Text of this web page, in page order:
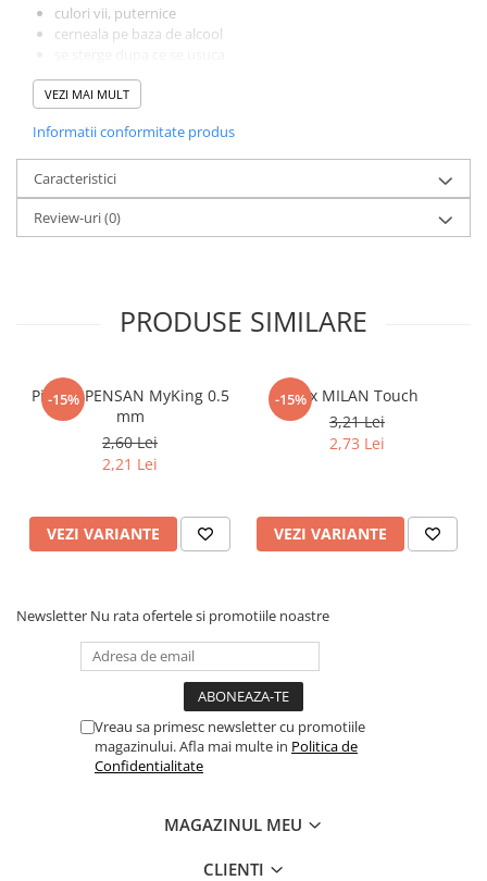
Senzatii/Dragoste
Senzatii/Suspans
Senzatii/Thriller
SF & Fantasy
Teatru
Teens Book Club
Adezivi si benzi adezive
Accesorii Arhivare
Calculator
Hartie si Accesorii
Seturi birotica
Caiete si Carnetele scolare
Coperti, Mape, Etichete
Ghiozdane si Penare scolare
Instrumente si Truse Geometrie
Seturi scolare
Consumabile & Accesorii
culori vii, puternice
cerneala pe baza de alcool
varf rotund
grosime scriere: 3 mm
VEZI MAI MULT
Informatii conformitate produs
Caracteristici
Review-uri(0)
PRODUSE SIMILARE
-15%
Pix Gel PENSAN MyKing 0.5
mm
2,60 Lei
2,21 Lei
VEZI VARIANTE
-15%Pix MILAN Touch
3,21 Lei
2,73 Lei
VEZI VARIANTE
Newsletter Nu rata ofertele si promotiile noastre
Vreau sa primesc newsletter cu promotiile
magazinului. Afla mai multe in Politica de
Confidentialitate
MAGAZINUL MEU
CLIENTI